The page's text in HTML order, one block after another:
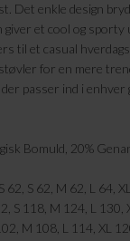
Det enkle design
giver et cool og sporty
til et casual
for en mere
passer ind i enhver
Bomuld, 20%
62, S 62, M 62, L 64,
S 118, M 124, L 130,
M 108, L 114, XL